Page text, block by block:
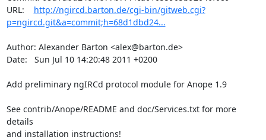
URL: http://ngircd.barton.de/cgi-bin/gitweb.cgi?
p=ngircd.git&a=commit;h=68d1dbd24...
Author: Alexander Barton <alex@barton.de>
Date:   Sun Jul 10 14:20:48 2011 +0200
Add preliminary ngIRCd protocol module for Anope 1.9
See contrib/Anope/README and doc/Services.txt for more
details
and installation instructions!